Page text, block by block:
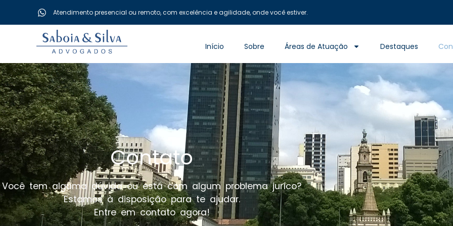
conteúdo
Atendimento presencial ou remoto, com excelência e agilidade, onde você estiver.
Início Sobre Áreas de Atuação Destaques
Contato
Você tem alguma dúvida ou está com algum problema juríco?
Estamos à disposição para te ajudar.
Entre em contato agora!